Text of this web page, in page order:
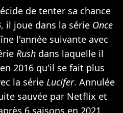
de tenter sa chance
il joue dans la série Once
l'année suivante avec
Rush dans laquelle il
2016 qu'il se fait plus
la série Lucifer. Annulée
sauvée par Netflix et
6 saisons en 2021.